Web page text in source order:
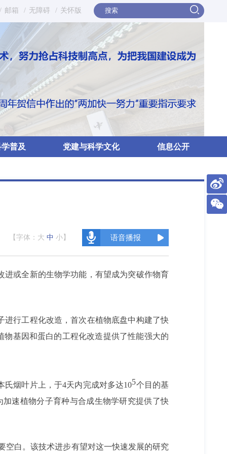
邮箱 / 无障碍 / 关怀版
普及 党建与科学文化 信息公开
【字体： 大 中 小 】 语音播报
或全新的生物学功能，有望成为突破作物育
行工程化改造，首次在植物底盘中构建了快
物基因和蛋白的工程化改造提供了性能强大的
烟叶片上，于4天内完成对多达105个目的基
速植物分子育种与合成生物学研究提供了快
空白。该技术进步有望对这一快速发展的研究